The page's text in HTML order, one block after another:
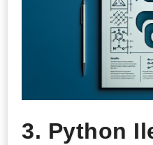
3. Python